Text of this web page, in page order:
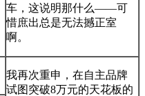
车，这说明那什么——可
惜庶出总是无法撼正室
啊。
我再次重申，在自主品牌
试图突破8万元的天花板的